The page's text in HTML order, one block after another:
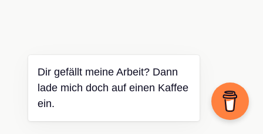
Dir gefällt meine Arbeit? Dann
lade mich doch auf einen Kaffee
ein.